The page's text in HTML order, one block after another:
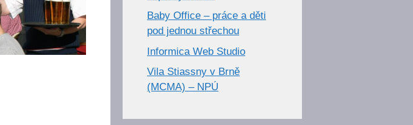
Baby Office – práce a děti
pod jednou střechou
Informica Web Studio
Vila Stiassny v Brně
(MCMA) – NPÚ